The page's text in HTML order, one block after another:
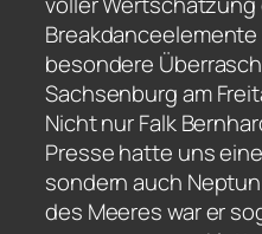
besondere
Sachsenburg am
Nicht nur Falk
Presse hatte uns
sondern auch
des Meeres war er